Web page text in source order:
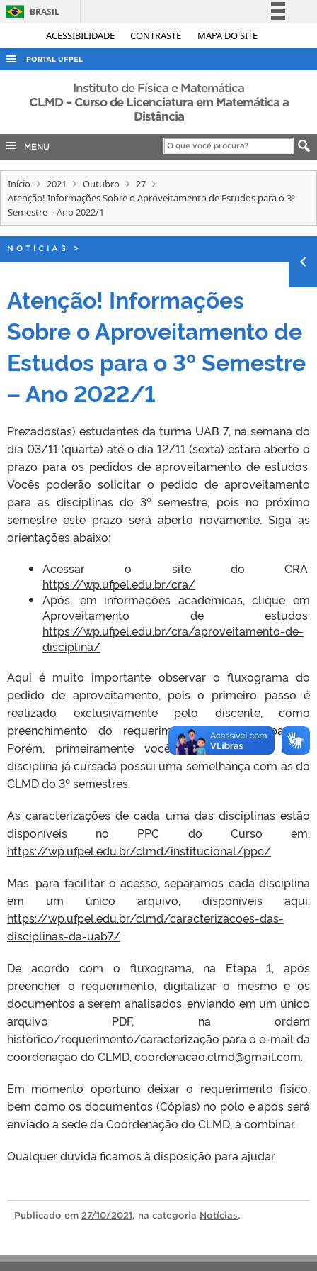
ACESSIBILIDADE CONTRASTE MAPA DO SITE
BRASIL
Simplifique!
Acesso à informação
Canais
PORTAL UFPEL
ACESSO À INFORMAÇÃO
AUDITORIA
EDITAIS
INTERNACIONAL
OUVIDORIA
PORTARIAS
Instituto de Física e Matemática
CLMD – Curso de Licenciatura em Matemática a
Distância
MENU
Início 2021 Outubro
27
Atenção! Informações Sobre o Aproveitamento de Estudos para o 3º
Semestre – Ano 2022/1
NOTÍCIAS >
Atenção! Informações
Sobre o Aproveitamento de
Estudos para o 3º Semestre
– Ano 2022/1
Prezados(as) estudantes da turma UAB 7, na semana do
dia 03/11 (quarta) até o dia 12/11 (sexta) estará aberto o
prazo para os pedidos de aproveitamento de estudos.
Vocês poderão solicitar o pedido de aproveitamento
para as disciplinas do 3º semestre, pois no próximo
semestre este prazo será aberto novamente. Siga as
orientações abaixo:
Acessar o site do CRA:
https://wp.ufpel.edu.br/cra/
Após, em informações acadêmicas, clique em
Aproveitamento de estudos:
https://wp.ufpel.edu.br/cra/aproveitamento-de-
disciplina/
Aqui é muito importante observar o fluxograma do
pedido de aproveitamento, pois o primeiro passo é
realizado exclusivamente pelo discente, como
preenchimento do requerimento e outros passos.
Porém, primeiramente você deverá verificar se a
disciplina já cursada possui uma semelhança com as do
CLMD do 3º semestres.
As caracterizações de cada uma das disciplinas estão
disponíveis no PPC do Curso em:
https://wp.ufpel.edu.br/clmd/institucional/ppc/
Mas, para facilitar o acesso, separamos cada disciplina
em um único arquivo, disponíveis aqui:
https://wp.ufpel.edu.br/clmd/caracterizacoes-das-
disciplinas-da-uab7/
De acordo com o fluxograma, na Etapa 1, após
preencher o requerimento, digitalizar o mesmo e os
documentos a serem analisados, enviando em um único
arquivo PDF, na ordem
histórico/requerimento/caracterização para o e-mail da
coordenação do CLMD, coordenacao.clmd@gmail.com.
Em momento oportuno deixar o requerimento físico,
bem como os documentos (Cópias) no polo e após será
enviado a sede da Coordenação do CLMD, a combinar.
Qualquer dúvida ficamos à disposição para ajudar.
Publicado em 27/10/2021, na categoria Notícias.